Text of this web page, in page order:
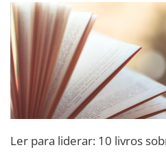
Ler para liderar: 10 livros